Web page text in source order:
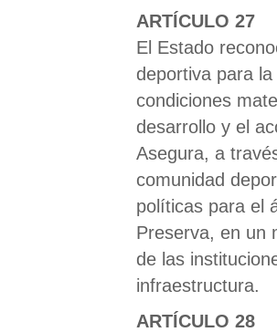
ARTÍCULO 27
El Estado
deportiva para
condiciones
desarrollo y el
Asegura, a
comunidad
políticas para el
Preserva, en un
de las
infraestructura.
ARTÍCULO 28